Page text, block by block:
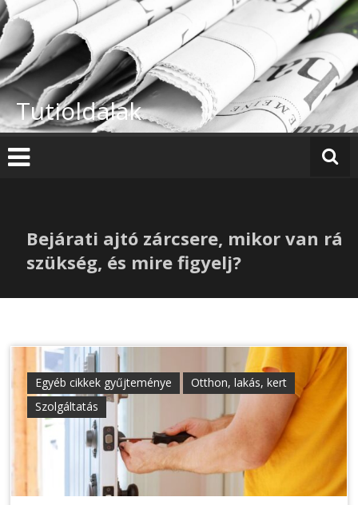
Skip
to
content
Tutioldalak
Bejárati ajtó zárcsere, mikor van rá
szükség, és mire figyelj?
Egyéb cikkek gyűjteménye
Otthon, lakás, kert
Szolgáltatás